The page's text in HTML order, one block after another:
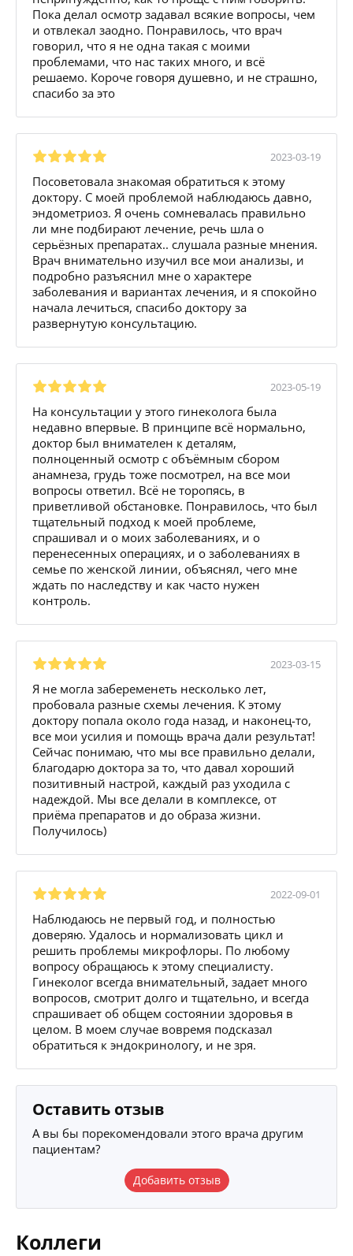
Пока делал осмотр задавал всякие вопросы, чем
и отвлекал заодно. Понравилось, что врач
говорил, что я не одна такая с моими
проблемами, что нас таких много, и всё
решаемо. Короче говоря душевно, и не страшно,
спасибо за это
2023-03-19
Посоветовала знакомая обратиться к этому
доктору. С моей проблемой наблюдаюсь давно,
эндометриоз. Я очень сомневалась правильно
ли мне подбирают лечение, речь шла о
серьёзных препаратах.. слушала разные мнения.
Врач внимательно изучил все мои анализы, и
подробно разъяснил мне о характере
заболевания и вариантах лечения, и я спокойно
начала лечиться, спасибо доктору за
развернутую консультацию.
2023-05-19
На консультации у этого гинеколога была
недавно впервые. В принципе всё нормально,
доктор был внимателен к деталям,
полноценный осмотр с объёмным сбором
анамнеза, грудь тоже посмотрел, на все мои
вопросы ответил. Всё не торопясь, в
приветливой обстановке. Понравилось, что был
тщательный подход к моей проблеме,
спрашивал и о моих заболеваниях, и о
перенесенных операциях, и о заболеваниях в
семье по женской линии, объяснял, чего мне
ждать по наследству и как часто нужен
контроль.
2023-03-15
Я не могла забеременеть несколько лет,
пробовала разные схемы лечения. К этому
доктору попала около года назад, и наконец-то,
все мои усилия и помощь врача дали результат!
Сейчас понимаю, что мы все правильно делали,
благодарю доктора за то, что давал хороший
позитивный настрой, каждый раз уходила с
надеждой. Мы все делали в комплексе, от
приёма препаратов и до образа жизни.
Получилось)
2022-09-01
Наблюдаюсь не первый год, и полностью
доверяю. Удалось и нормализовать цикл и
решить проблемы микрофлоры. По любому
вопросу обращаюсь к этому специалисту.
Гинеколог всегда внимательный, задает много
вопросов, смотрит долго и тщательно, и всегда
спрашивает об общем состоянии здоровья в
целом. В моем случае вовремя подсказал
обратиться к эндокринологу, и не зря.
Оставить отзыв
А вы бы порекомендовали этого врача другим
пациентам?
Добавить отзыв
Коллеги